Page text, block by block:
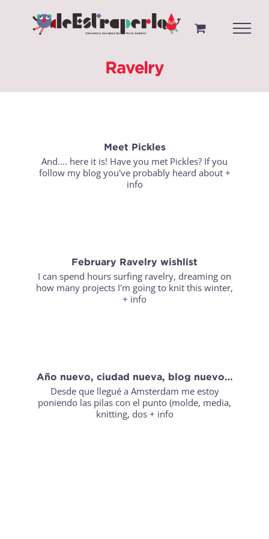
contenido
Ravelry
Meet Pickles
And.... here it is! Have you met Pickles? If you
follow my blog you've probably heard about +
info
February Ravelry wishlist
I can spend hours surfing ravelry, dreaming on
how many projects I'm going to knit this winter,
+ info
Año nuevo, ciudad nueva, blog nuevo…
Desde que llegué a Amsterdam me estoy
poniendo las pilas con el punto (molde, media,
knitting, dos + info